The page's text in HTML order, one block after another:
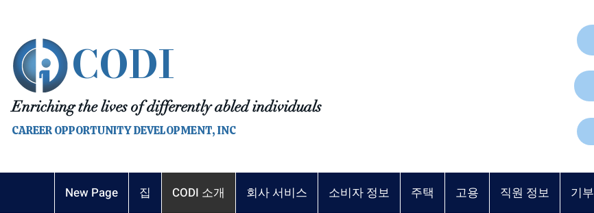
New Page 집 CODI 소개 회사 서비스 소비자 정보 주택 고용 직원 정보 기부
CAREER OPPORTUNITY DEVELOPMENT, INC
Enriching the lives of differently abled individuals
CODI